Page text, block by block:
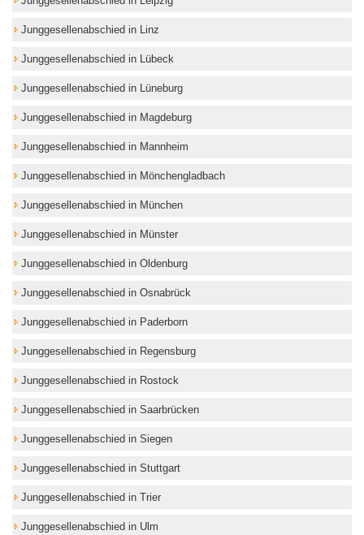
Junggesellenabschied in Linz
Junggesellenabschied in Lübeck
Junggesellenabschied in Lüneburg
Junggesellenabschied in Magdeburg
Junggesellenabschied in Mannheim
Junggesellenabschied in Mönchengladbach
Junggesellenabschied in München
Junggesellenabschied in Münster
Junggesellenabschied in Oldenburg
Junggesellenabschied in Osnabrück
Junggesellenabschied in Paderborn
Junggesellenabschied in Regensburg
Junggesellenabschied in Rostock
Junggesellenabschied in Saarbrücken
Junggesellenabschied in Siegen
Junggesellenabschied in Stuttgart
Junggesellenabschied in Trier
Junggesellenabschied in Ulm